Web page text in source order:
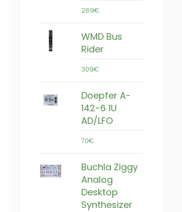
289€
WMD Bus
Rider
309€
Doepfer A-
142-6 1U
AD/LFO
70€
Buchla Ziggy
Analog
Desktop
Synthesizer